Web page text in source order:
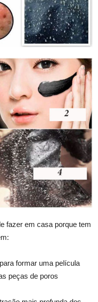
fazer em casa porque tem
formar uma película
peças de poros